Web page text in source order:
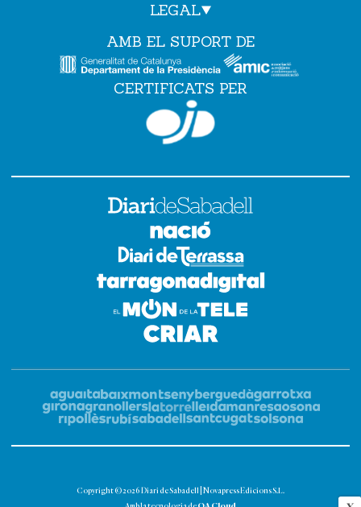
LEGAL
AMB EL SUPORT DE
CERTIFICATS PER
Copyright © 2026 Diari de Sabadell | Novapress Edicions S.L.